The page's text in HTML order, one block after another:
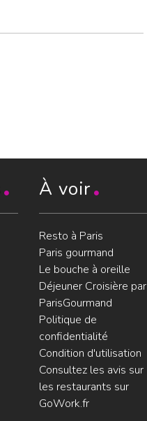
À voir
Resto à Paris
Paris gourmand
Le bouche à oreille
Déjeuner Croisière par
ParisGourmand
Politique de
confidentialité
Condition d'utilisation
Consultez les avis sur
les restaurants sur
GoWork.fr